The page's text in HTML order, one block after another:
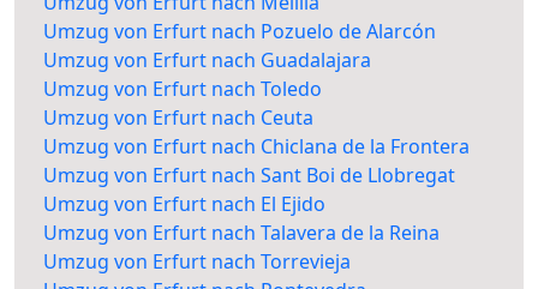
Umzug von Erfurt nach Pozuelo de Alarcón
Umzug von Erfurt nach Guadalajara
Umzug von Erfurt nach Toledo
Umzug von Erfurt nach Ceuta
Umzug von Erfurt nach Chiclana de la Frontera
Umzug von Erfurt nach Sant Boi de Llobregat
Umzug von Erfurt nach El Ejido
Umzug von Erfurt nach Talavera de la Reina
Umzug von Erfurt nach Torrevieja